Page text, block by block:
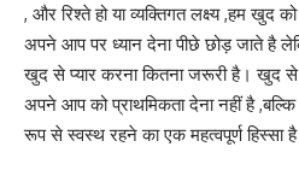
, और रिश्ते हो या व्यक्तिगत लक्ष्य ,हम खुद
अपने आप पर ध्यान देना पीछे छोड़ जाते है
खुद से प्यार करना कितना जरूरी है। खुद से
अपने आप को प्राथमिकता देना नहीं है
रूप से स्वस्थ रहने का एक महत्वपूर्ण हिस्सा